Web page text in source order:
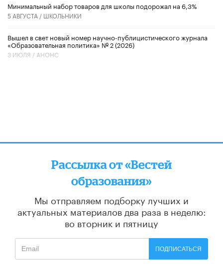
Минимальный набор товаров для школы подорожал на 6,3%
5 АВГУСТА / ШКОЛЬНИКИ
Вышел в свет новый номер научно-публицистического журнала
«Образовательная политика» № 2 (2026)
3 ИЮЛЯ / АНОНС
Рассылка от «Вестей
образования»
Мы отправляем подборку лучших и
актуальных материалов два раза в неделю:
во вторник и пятницу
ПОДПИСАТЬСЯ